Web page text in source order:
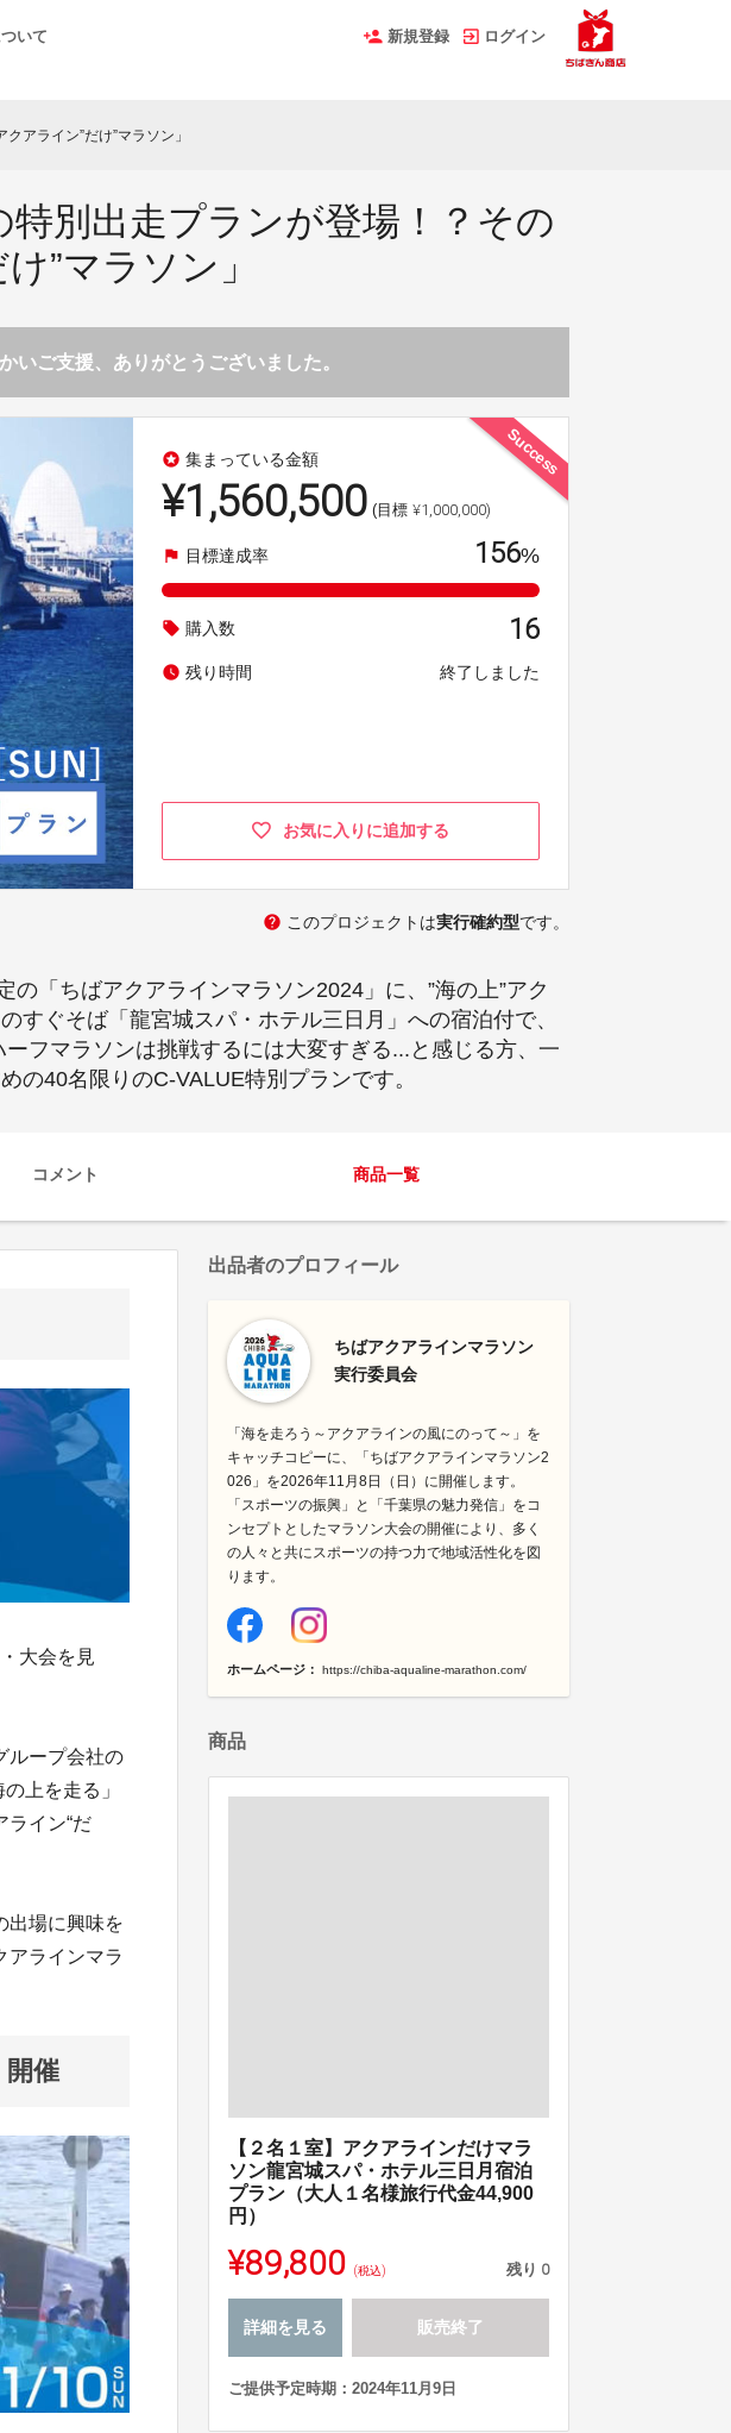
いて 新規登録 ログイン
アライン”だけ”マラソン」
別出走プランが登場！？その
”マラソン」
いご支援、ありがとうございました。
Success
stars 集まっている金額
¥1,560,500 (目標 ¥1,000,000)
flag 目標達成率 156%
local_offer 購入数 16
watch_later 残り時間 終了しました
お気に入りに追加する
help このプロジェクトは実行確約型です。
「ちばアクアラインマラソン2024」に、”海の上”アク
ぐそば「龍宮城スパ・ホテル三日月」への宿泊付で、
フマラソンは挑戦するには大変すぎる...と感じる方、一
の40名限りのC-VALUE特別プランです。
コメント 商品一覧
大会を見
ループ会社の
上を走る」
ライン“だ
出場に興味を
アラインマラ
開催
出品者のプロフィール
ちばアクアラインマラソン
実行委員会
「海を走ろう～アクアラインの風にのって～」を
キャッチコピーに、「ちばアクアラインマラソン2
026」を2026年11月8日（日）に開催します。
「スポーツの振興」と「千葉県の魅力発信」をコ
ンセプトとしたマラソン大会の開催により、多く
の人々と共にスポーツの持つ力で地域活性化を図
ります。
ホームページ： https://chiba-aqualine-marathon.com/
商品
【２名１室】アクアラインだけマラ
ソン龍宮城スパ・ホテル三日月宿泊
プラン（大人１名様旅行代金44,900
円）
¥89,800 (税込) 残り 0
詳細を見る 販売終了
ご提供予定時期：2024年11月9日